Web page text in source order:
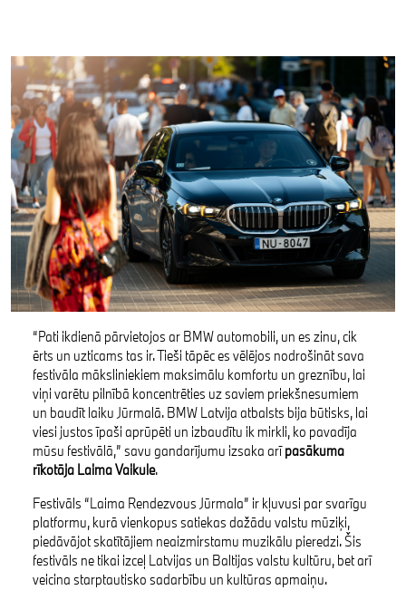
“Pati ikdienā pārvietojos ar BMW automobili, un es zinu, cik
ērts un uzticams tas ir. Tieši tāpēc es vēlējos nodrošināt sava
festivāla māksliniekiem maksimālu komfortu un greznību, lai
viņi varētu pilnībā koncentrēties uz saviem priekšnesumiem
un baudīt laiku Jūrmalā. BMW Latvija atbalsts bija būtisks, lai
viesi justos īpaši aprūpēti un izbaudītu ik mirkli, ko pavadīja
mūsu festivālā,” savu gandarījumu izsaka arīpasākuma
rīkotājaLaima Vaikule.
Festivāls “Laima Rendezvous Jūrmala” ir kļuvusi par svarīgu
platformu, kurā vienkopus satiekas dažādu valstu mūziķi,
piedāvājot skatītājiem neaizmirstamu muzikālu pieredzi. Šis
festivāls ne tikai izceļ Latvijas un Baltijas valstu kultūru, bet arī
veicina starptautisko sadarbību un kultūras apmaiņu.